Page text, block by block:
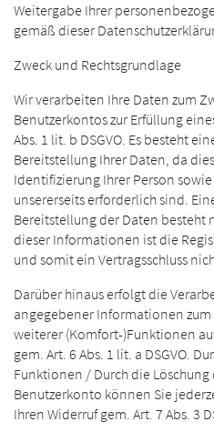
Weitergabe Ihrer
gemäß dieser
Zweck und Rechtsgrundlage
Wir verarbeiten Ihre Daten zum
Benutzerkontos zur Erfüllung
Abs. 1 lit. b DSGVO. Es besteht
Bereitstellung Ihrer Daten, da
Identifizierung Ihrer Person
unsererseits erforderlich sind.
Bereitstellung der Daten besteht
dieser Informationen ist die
und somit ein Vertragsschluss
Darüber hinaus erfolgt die
angegebener Informationen
weiterer (Komfort-)Funktionen
gem. Art. 6 Abs. 1 lit. a DSGVO.
Funktionen / Durch die
Benutzerkonto können Sie
Ihren Widerruf gem. Art. 7 Abs. 3